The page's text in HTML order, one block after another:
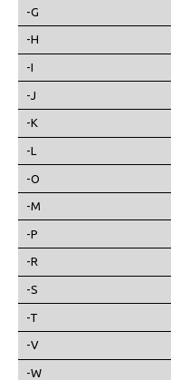
-G
-H
-I
-J
-K
-L
-O
-M
-P
-R
-S
-T
-V
-W